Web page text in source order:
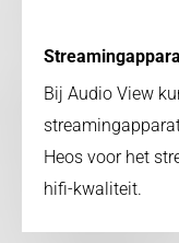
Bij Audio View
Heos voor het
hifi-kwaliteit.